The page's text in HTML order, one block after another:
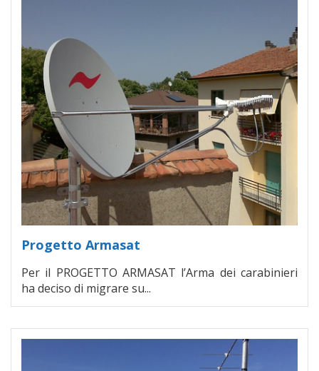
Progetto Armasat
Per il PROGETTO ARMASAT l’Arma dei carabinieri
ha deciso di migrare su...